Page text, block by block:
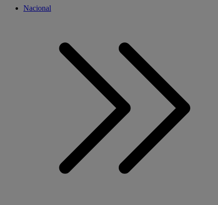
Nacional